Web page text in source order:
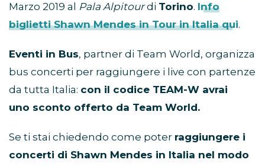
Marzo 2019 al Pala Alpitourdi Torino. Info
biglietti Shawn Mendes in Tour in Italia qui.
Eventi in Bus, partner di Team World, organizza
bus concerti per raggiungere i live con partenze
da tutta Italia: con il codice TEAM-W avrai
uno sconto offerto da Team World.
Se ti stai chiedendo come poter raggiungere i
concerti di Shawn Mendes in Italia nel modo